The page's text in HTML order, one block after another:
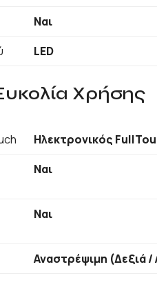
Ναι
LED
Χρήσης
Ηλεκτρονικός
Ναι
Ναι
Αναστρέψιμη (Δεξιά /